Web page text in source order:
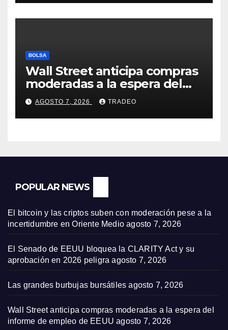
BOLSA
Wall Street anticipa compras
moderadas a la espera del
informe de empleo de EEUU
AGOSTO 7, 2026 TRADEO
POPULAR NEWS
El bitcoin y las criptos suben con moderación pese a la
incertidumbre en Oriente Medio agosto 7, 2026
El Senado de EEUU bloquea la CLARITY Act y su
aprobación en 2026 peligra agosto 7, 2026
Las grandes burbujas bursátiles agosto 7, 2026
Wall Street anticipa compras moderadas a la espera del
informe de empleo de EEUU agosto 7, 2026